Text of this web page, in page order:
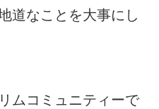
道なことを大事にし
ムコミュニティーで